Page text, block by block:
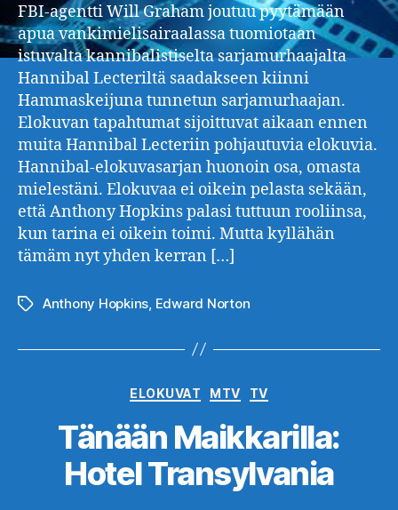
FBI-agentti Will Graham joutuu pyytämään
apua vankimielisairaalassa tuomiotaan
istuvalta kannibalistiselta sarjamurhaajalta
Hannibal Lecteriltä saadakseen kiinni
Hammaskeijuna tunnetun sarjamurhaajan.
Elokuvan tapahtumat sijoittuvat aikaan ennen
muita Hannibal Lecteriin pohjautuvia elokuvia.
Hannibal-elokuvasarjan huonoin osa, omasta
mielestäni. Elokuvaa ei oikein pelasta sekään,
että Anthony Hopkins palasi tuttuun rooliinsa,
kun tarina ei oikein toimi. Mutta kyllähän
tämäm nyt yhden kerran […]
Avainsanat
Anthony Hopkins Edward Norton
Kategoriat
ELOKUVAT MTV TV
Tänään Maikkarilla:
Hotel Transylvania